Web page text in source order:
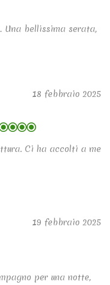
Una bellissima serata,
18 febbraio 2025
Ci ha accolti a me
19 febbraio 2025
per una notte,